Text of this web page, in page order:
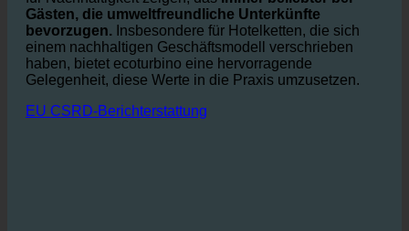
Hotels, die ecoturbino nutzen, können ihr Engagement
für Nachhaltigkeit zeigen, dasimmer beliebter bei
Gästen, die umweltfreundliche Unterkünfte
bevorzugen. Insbesondere für Hotelketten, die sich
einem nachhaltigen Geschäftsmodell verschrieben
haben, bietet ecoturbino eine hervorragende
Gelegenheit, diese Werte in die Praxis umzusetzen.